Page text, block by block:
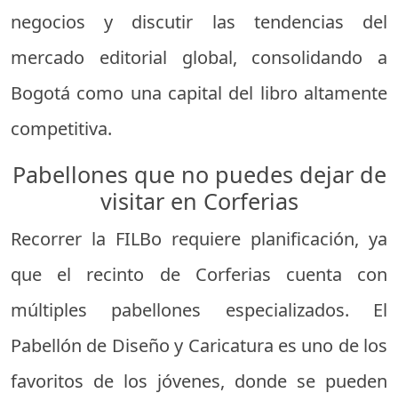
negocios y discutir las tendencias del
mercado editorial global, consolidando a
Bogotá como una capital del libro altamente
competitiva.
Pabellones que no puedes dejar de
visitar en Corferias
Recorrer la FILBo requiere planificación, ya
que el recinto de Corferias cuenta con
múltiples pabellones especializados. El
Pabellón de Diseño y Caricatura es uno de los
favoritos de los jóvenes, donde se pueden